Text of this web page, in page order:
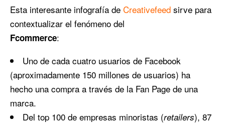
Esta interesante infografía de Creativefeed sirve para
contextualizar el fenómeno del
Fcommerce:
Uno de cada cuatro usuarios de Facebook
(aproximadamente 150 millones de usuarios) ha
hecho una compra a través de la Fan Page de una
marca.
Del top 100 de empresas minoristas (retailers), 87